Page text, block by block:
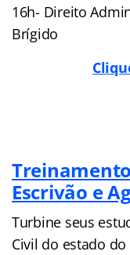
16h- Direito
Brígido
Escrivão e
Turbine seus
Civil do estado